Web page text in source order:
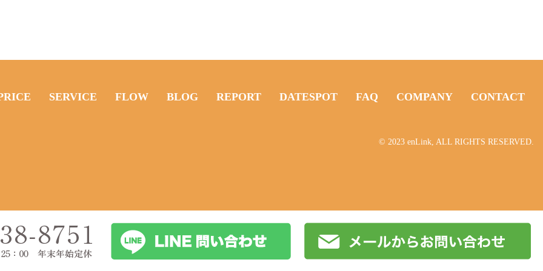
PRICE SERVICE FLOW BLOG REPORT DATESPOT FAQ COMPANY CONTACT
© 2023 enLink, ALL RIGHTS RESERVED.